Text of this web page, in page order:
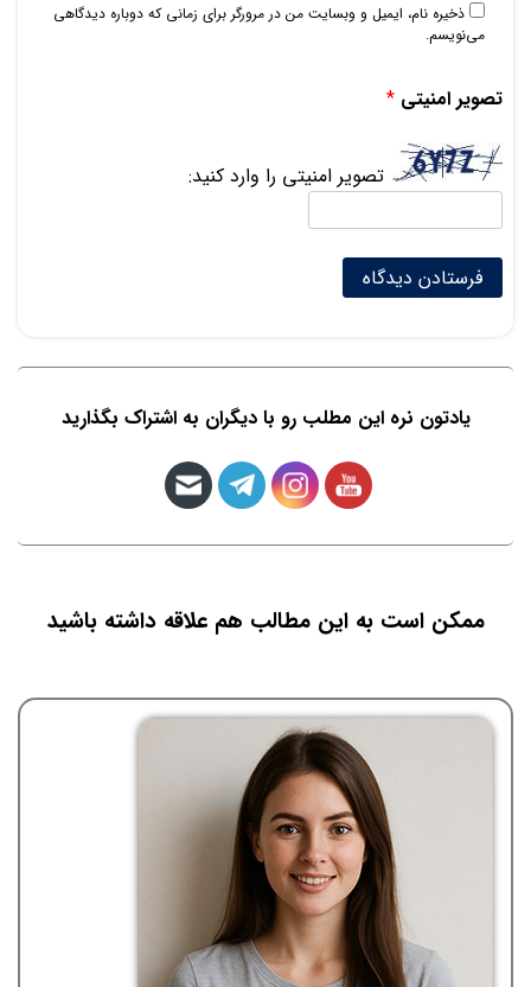
ذخیره نام، ایمیل و وبسایت من در مرورگر برای زمانی که دوباره دیدگاهی
می‌نویسم.
تصویر امنیتی *
تصویر امنیتی را وارد کنید:
یادتون نره این مطلب رو با دیگران به اشتراک بگذارید
ممکن است به این مطالب هم علاقه داشته باشید